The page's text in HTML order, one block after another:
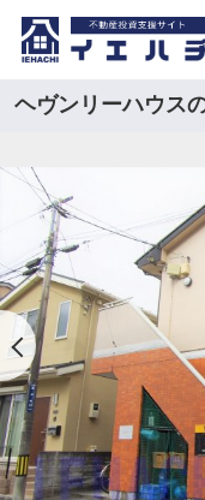
ヘヴンリーハウス